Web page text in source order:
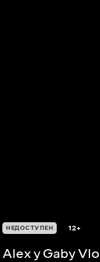
НЕДОСТУПЕН 12+
Alex y Gaby